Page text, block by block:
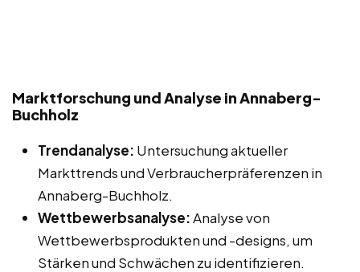
Marktforschung und Analyse in Annaberg-
Buchholz
Trendanalyse: Untersuchung aktueller
Markttrends und Verbraucherpräferenzen in
Annaberg-Buchholz.
Wettbewerbsanalyse:Analyse von
Wettbewerbsprodukten und -designs, um
Stärken und Schwächen zu identifizieren.